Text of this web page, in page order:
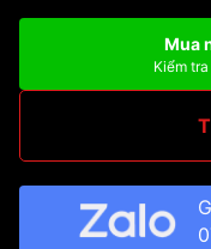
Mua
Kiểm